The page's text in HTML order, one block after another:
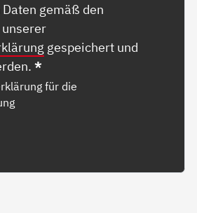
gemäß den
gespeichert und
*
für die